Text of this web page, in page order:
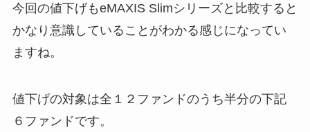
今回の値下げもeMAXIS Slimシリーズと比較すると
かなり意識していることがわかる感じになってい
ますね。
値下げの対象は全１２ファンドのうち半分の下記
６ファンドです。